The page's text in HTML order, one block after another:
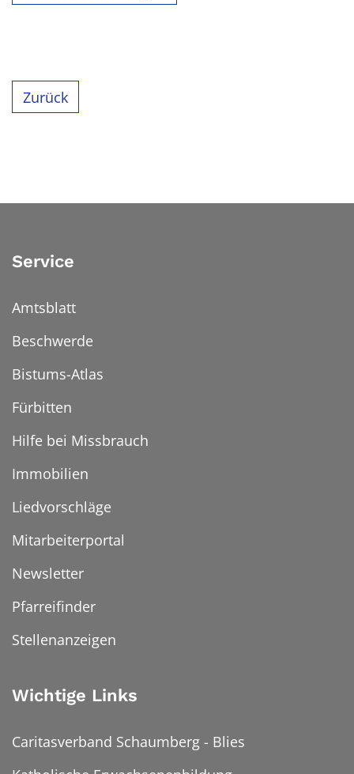
Zurück
Service
Amtsblatt
Beschwerde
Bistums-Atlas
Fürbitten
Hilfe bei Missbrauch
Immobilien
Liedvorschläge
Mitarbeiterportal
Newsletter
Pfarreifinder
Stellenanzeigen
Wichtige Links
Caritasverband Schaumberg - Blies